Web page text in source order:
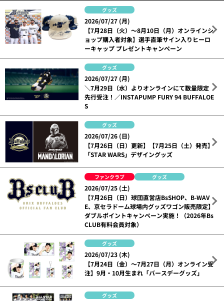
グッズ
2026/07/27 (月)
【7月28日（火）～8月10日（月）オンラインシ
ョップ購入者対象】選手直筆サイン入りヒーロ
ーキャップ プレゼントキャンペーン
グッズ
2026/07/27 (月)
＼7月29日（水）よりオンラインにて数量限定
先行受注！／INSTAPUMP FURY 94 BUFFALOE
S
グッズ
2026/07/26 (日)
【7月26日（日）更新】【7月25日（土）発売】
「STAR WARS」デザイングッズ
ファンクラブ グッズ
2026/07/25 (土)
【7月26日（日）球団直営店BsSHOP、B-WAV
E、京セラドーム球場内グッズワゴン販売限定】
ダブルポイントキャンペーン実施！（2026年Bs
CLUB有料会員対象）
グッズ
2026/07/23 (木)
【7月24日（金）～7月27日（月）オンライン受
注】9月・10月生まれ「バースデーグッズ」
グッズ